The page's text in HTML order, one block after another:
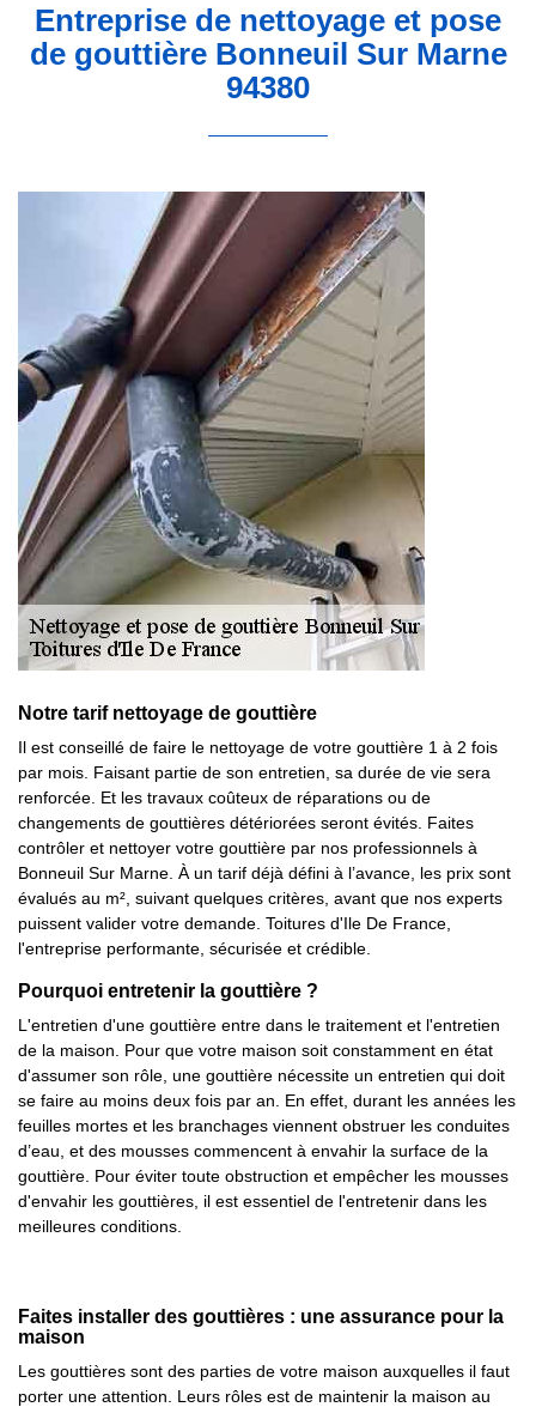
Entreprise de nettoyage et pose
de gouttière Bonneuil Sur Marne
94380
Notre tarif nettoyage de gouttière
Il est conseillé de faire le nettoyage de votre gouttière 1 à 2 fois
par mois. Faisant partie de son entretien, sa durée de vie sera
renforcée. Et les travaux coûteux de réparations ou de
changements de gouttières détériorées seront évités. Faites
contrôler et nettoyer votre gouttière par nos professionnels à
Bonneuil Sur Marne. À un tarif déjà défini à l’avance, les prix sont
évalués au m², suivant quelques critères, avant que nos experts
puissent valider votre demande. Toitures d'Ile De France,
l'entreprise performante, sécurisée et crédible.
Pourquoi entretenir la gouttière ?
L'entretien d'une gouttière entre dans le traitement et l'entretien
de la maison. Pour que votre maison soit constamment en état
d'assumer son rôle, une gouttière nécessite un entretien qui doit
se faire au moins deux fois par an. En effet, durant les années les
feuilles mortes et les branchages viennent obstruer les conduites
d’eau, et des mousses commencent à envahir la surface de la
gouttière. Pour éviter toute obstruction et empêcher les mousses
d'envahir les gouttières, il est essentiel de l'entretenir dans les
meilleures conditions.
Faites installer des gouttières : une assurance pour la
maison
Les gouttières sont des parties de votre maison auxquelles il faut
porter une attention. Leurs rôles est de maintenir la maison au